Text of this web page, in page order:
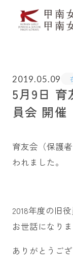
2019.05.09
5月9日 育
員会 開催
育友会（保護
われました。
2018年度の旧
お世話になりま
ありがとうござ